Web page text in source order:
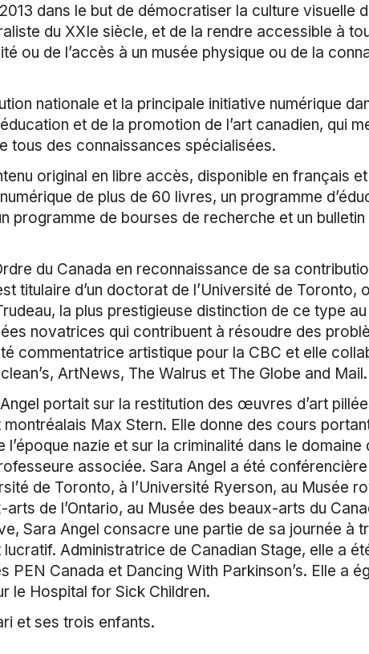
dans le but de démocratiser la culture visuelle
du XXIe siècle, et de la rendre accessible à
ou de l’accès à un musée physique ou de la
nationale et la principale initiative numérique
et de la promotion de l’art canadien, qui
tous des connaissances spécialisées.
original en libre accès, disponible en français
de plus de 60 livres, un programme
programme de bourses de recherche et un bulletin
du Canada en reconnaissance de sa
titulaire d’un doctorat de l’Université de Toronto,
la plus prestigieuse distinction de ce type
novatrices qui contribuent à résoudre des
commentatrice artistique pour la CBC et elle
ArtNews, The Walrus et The Globe and Mail.
portait sur la restitution des œuvres d’art
montréalais Max Stern. Elle donne des cours
nazie et sur la criminalité dans le domaine
associée. Sara Angel a été
de Toronto, à l’Université Ryerson, au Musée
arts de l’Ontario, au Musée des beaux-arts du
Sara Angel consacre une partie de sa journée à
Administratrice de Canadian Stage, elle a
PEN Canada et Dancing With Parkinson’s. Elle a
le Hospital for Sick Children.
et ses trois enfants.